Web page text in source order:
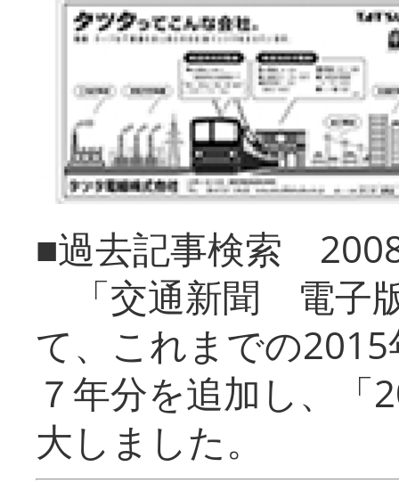
■過去記事検索
「交通新聞 電子
て、これまでの
７年分を追加し、「
大しまし